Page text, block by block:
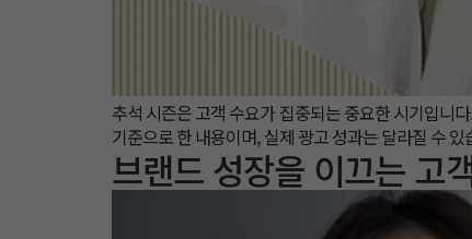
추석 시즌은 고객 수요가 집중되는 중요한 시기입니
기준으로 한 내용이며,​ 실제 광고 성과는 달라질 수
브랜드 성장을 이끄는 고